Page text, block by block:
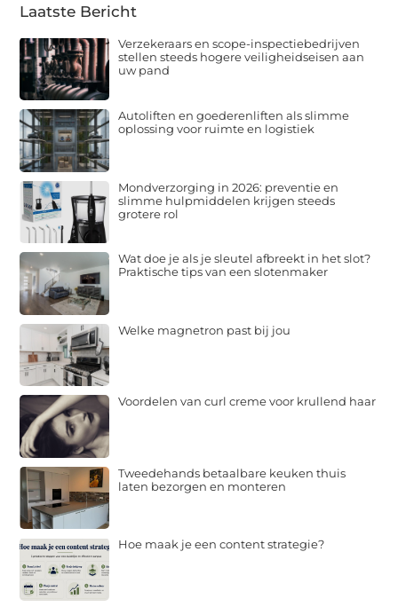
Laatste Bericht
Verzekeraars en scope-inspectiebedrijven
stellen steeds hogere veiligheidseisen aan
uw pand
Autoliften en goederenliften als slimme
oplossing voor ruimte en logistiek
Mondverzorging in 2026: preventie en
slimme hulpmiddelen krijgen steeds
grotere rol
Wat doe je als je sleutel afbreekt in het slot?
Praktische tips van een slotenmaker
Welke magnetron past bij jou
Voordelen van curl creme voor krullend haar
Tweedehands betaalbare keuken thuis
laten bezorgen en monteren
Hoe maak je een content strategie?